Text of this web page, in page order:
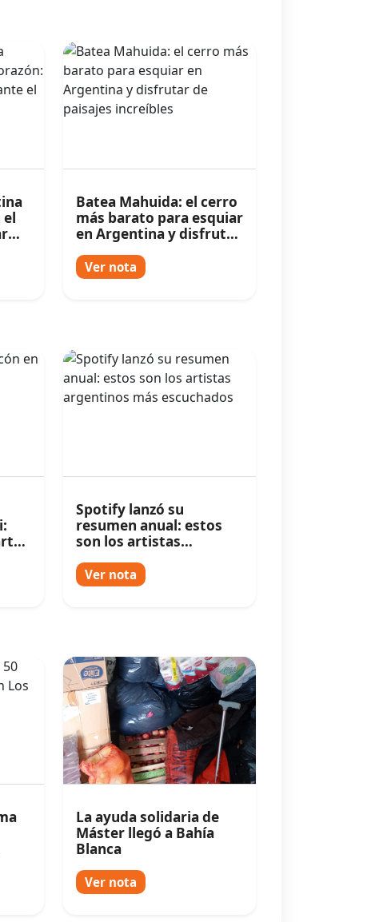
el
Batea Mahuida: el cerro
más barato para esquiar
en Argentina y disfrutar
Ver nota
Spotify lanzó su
resumen anual: estos
son los artistas
escuchados
Ver nota
La ayuda solidaria de
Máster llegó a Bahía
Blanca
Ver nota